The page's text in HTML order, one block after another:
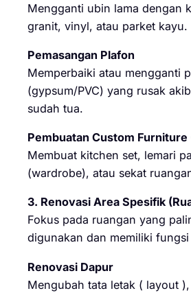
Mengganti ubin lama dengan
granit, vinyl, atau parket kayu.
Pemasangan Plafon
Memperbaiki atau mengganti
(gypsum/PVC) yang rusak
sudah tua.
Pembuatan Custom
Membuat kitchen set, lemari
(wardrobe), atau sekat
3. Renovasi Area Spesifik
Fokus pada ruangan yang
digunakan dan memiliki
Renovasi Dapur
Mengubah tata letak ( layout